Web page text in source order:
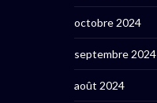
octobre 2024
septembre 2024
août 2024